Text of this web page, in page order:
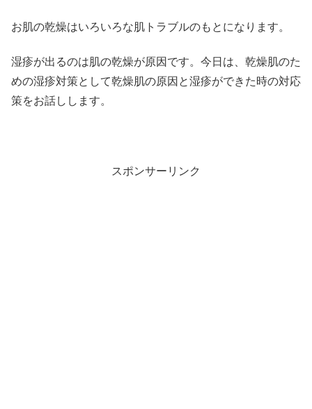
お肌の乾燥はいろいろな肌トラブルのもとになります。
湿疹が出るのは肌の乾燥が原因です。今日は、乾燥肌のた
めの湿疹対策として乾燥肌の原因と湿疹ができた時の対応
策をお話しします。
スポンサーリンク